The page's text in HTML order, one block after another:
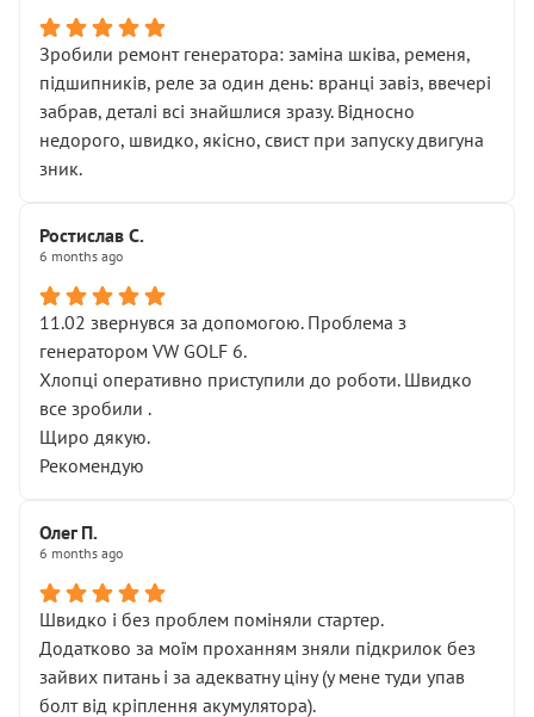
Зробили ремонт генератора: заміна шківа, ременя,
підшипників, реле за один день: вранці завіз, ввечері
забрав, деталі всі знайшлися зразу. Відносно
недорого, швидко, якісно, свист при запуску двигуна
зник.
Ростислав С.
6 months ago
11.02 звернувся за допомогою. Проблема з
генератором VW GOLF 6.
Хлопці оперативно приступили до роботи. Швидко
все зробили .
Щиро дякую.
Рекомендую
Олег П.
6 months ago
Швидко і без проблем поміняли стартер.
Додатково за моїм проханням зняли підкрилок без
зайвих питань і за адекватну ціну (у мене туди упав
болт від кріплення акумулятора).